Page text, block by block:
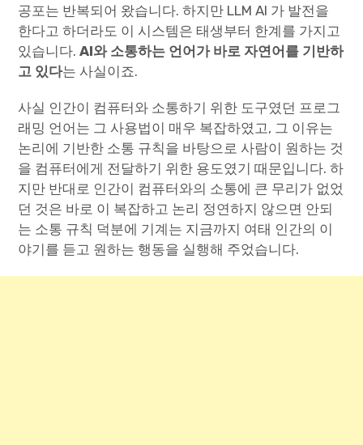
공포는 반복되어 왔습니다. 하지만 LLM AI 가 발전을
한다고 하더라도 이 시스템은 태생부터 한계를 가지고
있습니다.AI와 소통하는 언어가 바로 자연어를 기반하
고 있다는 사실이죠.
사실 인간이 컴퓨터와 소통하기 위한 도구였던 프로그
래밍 언어는 그 사용법이 매우 복잡하였고, 그 이유는
논리에 기반한 소통 규칙을 바탕으로 사람이 원하는 것
을 컴퓨터에게 전달하기 위한 용도였기 때문입니다. 하
지만 반대로 인간이 컴퓨터와의 소통에 큰 무리가 없었
던 것은 바로 이 복잡하고 논리 정연하지 않으면 안되
는 소통 규칙 덕분에 기계는 지금까지 여태 인간의 이
야기를 듣고 원하는 행동을 실행해 주었습니다.